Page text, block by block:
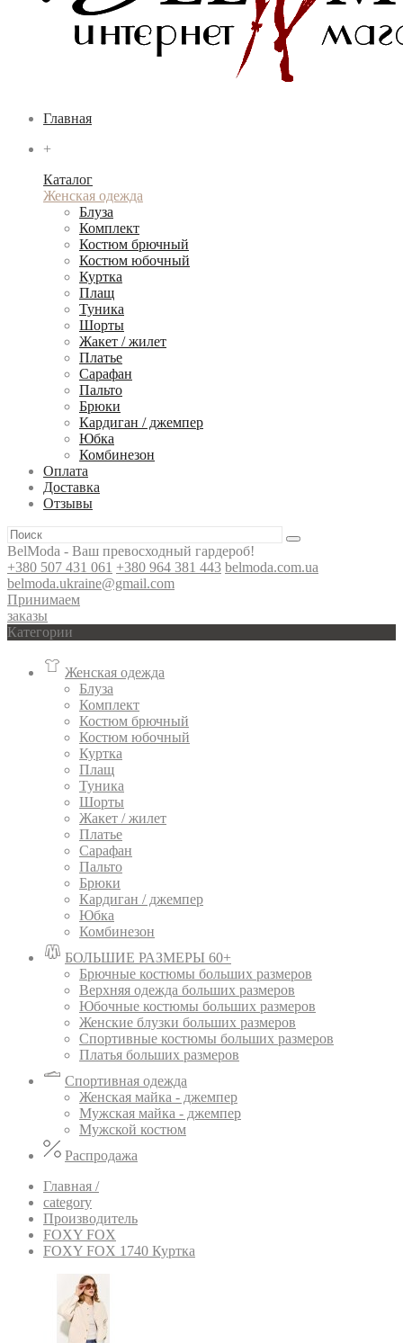
Главная
+
Каталог
Женская одежда
Блуза
Комплект
Костюм брючный
Костюм юбочный
Куртка
Плащ
Туника
Шорты
Жакет / жилет
Платье
Сарафан
Пальто
Брюки
Кардиган / джемпер
Юбка
Комбинезон
Оплата
Доставка
Отзывы
BelModa - Ваш превосходный гардероб!
+380 507 431 061 +380 964 381 443 belmoda.com.ua
belmoda.ukraine@gmail.com
Принимаем
заказы
Категории
Женская одежда
Блуза
Комплект
Костюм брючный
Костюм юбочный
Куртка
Плащ
Туника
Шорты
Жакет / жилет
Платье
Сарафан
Пальто
Брюки
Кардиган / джемпер
Юбка
Комбинезон
БОЛЬШИЕ РАЗМЕРЫ 60+
Брючные костюмы больших размеров
Верхняя одежда больших размеров
Юбочные костюмы больших размеров
Женские блузки больших размеров
Спортивные костюмы больших размеров
Платья больших размеров
Спортивная одежда
Женская майка - джемпер
Мужская майка - джемпер
Мужской костюм
Распродажа
Главная /
category
Производитель
FOXY FOX
FOXY FOX 1740 Куртка